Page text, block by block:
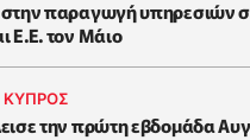
παραγωγή υπηρεσιών
Ε.Ε. τον Μάιο
ΚΥΠΡΟΣ
την πρώτη εβδομάδα